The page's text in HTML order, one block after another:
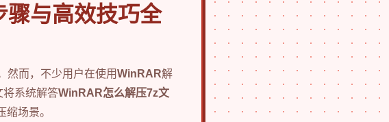
与高效技巧全
然而，不少用户在使用WinRAR解
将系统解答WinRAR怎么解压7z文
场景。